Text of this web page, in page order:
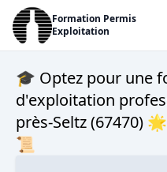
Formation Permis
Exploitation
🎓 Optez pour une
d'exploitation
près-Seltz (67470)
📜